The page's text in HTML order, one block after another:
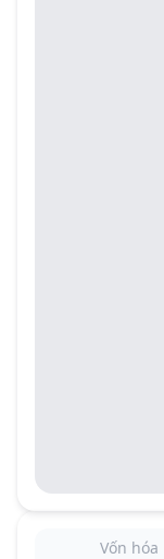
Vốn hóa